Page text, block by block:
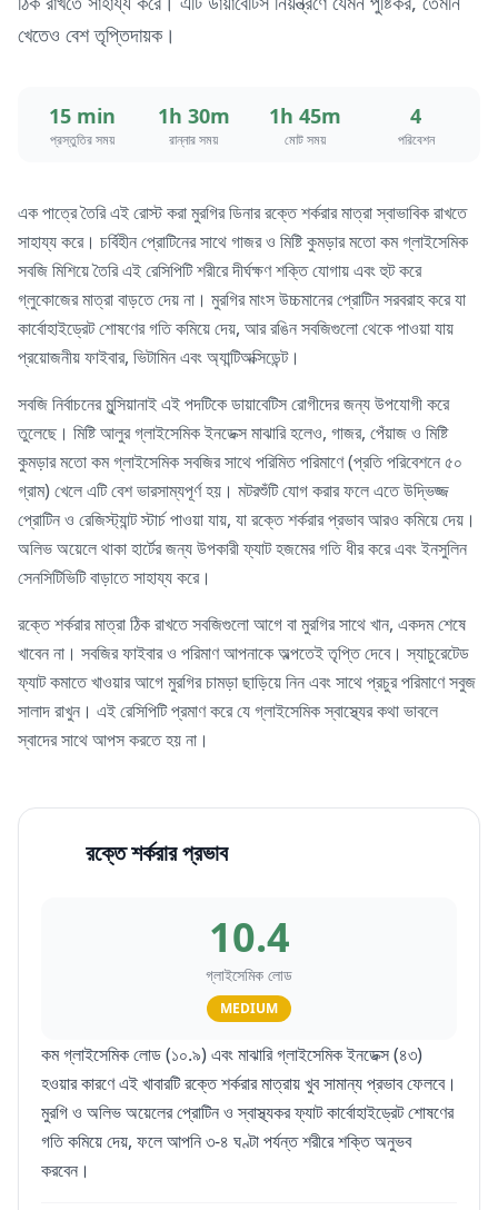
খেতেও বেশ তৃপ্তিদায়ক।
15 min
প্রস্তুতির সময়
1h 30m
রান্নার সময়
1h 45m
মোট সময়
4
পরিবেশন
এক পাত্রে তৈরি এই রোস্ট করা মুরগির ডিনার রক্তে শর্করার মাত্রা স্বাভাবিক রাখতে
সাহায্য করে। চর্বিহীন প্রোটিনের সাথে গাজর ও মিষ্টি কুমড়ার মতো কম গ্লাইসেমিক
সবজি মিশিয়ে তৈরি এই রেসিপিটি শরীরে দীর্ঘক্ষণ শক্তি যোগায় এবং হুট করে
গ্লুকোজের মাত্রা বাড়তে দেয় না। মুরগির মাংস উচ্চমানের প্রোটিন সরবরাহ করে যা
কার্বোহাইড্রেট শোষণের গতি কমিয়ে দেয়, আর রঙিন সবজিগুলো থেকে পাওয়া যায়
প্রয়োজনীয় ফাইবার, ভিটামিন এবং অ্যান্টিঅক্সিডেন্ট।
সবজি নির্বাচনের মুন্সিয়ানাই এই পদটিকে ডায়াবেটিস রোগীদের জন্য উপযোগী করে
তুলেছে। মিষ্টি আলুর গ্লাইসেমিক ইনডেক্স মাঝারি হলেও, গাজর, পেঁয়াজ ও মিষ্টি
কুমড়ার মতো কম গ্লাইসেমিক সবজির সাথে পরিমিত পরিমাণে (প্রতি পরিবেশনে ৫০
গ্রাম) খেলে এটি বেশ ভারসাম্যপূর্ণ হয়। মটরশুঁটি যোগ করার ফলে এতে উদ্ভিজ্জ
প্রোটিন ও রেজিস্ট্যান্ট স্টার্চ পাওয়া যায়, যা রক্তে শর্করার প্রভাব আরও কমিয়ে দেয়।
অলিভ অয়েলে থাকা হার্টের জন্য উপকারী ফ্যাট হজমের গতি ধীর করে এবং ইনসুলিন
সেনসিটিভিটি বাড়াতে সাহায্য করে।
রক্তে শর্করার মাত্রা ঠিক রাখতে সবজিগুলো আগে বা মুরগির সাথে খান, একদম শেষে
খাবেন না। সবজির ফাইবার ও পরিমাণ আপনাকে অল্পতেই তৃপ্তি দেবে। স্যাচুরেটেড
ফ্যাট কমাতে খাওয়ার আগে মুরগির চামড়া ছাড়িয়ে নিন এবং সাথে প্রচুর পরিমাণে সবুজ
সালাদ রাখুন। এই রেসিপিটি প্রমাণ করে যে গ্লাইসেমিক স্বাস্থ্যের কথা ভাবলে
স্বাদের সাথে আপস করতে হয় না।
রক্তে শর্করার প্রভাব
10.4
গ্লাইসেমিক লোড
MEDIUM
কম গ্লাইসেমিক লোড (১০.৯) এবং মাঝারি গ্লাইসেমিক ইনডেক্স (৪৩)
হওয়ার কারণে এই খাবারটি রক্তে শর্করার মাত্রায় খুব সামান্য প্রভাব ফেলবে।
মুরগি ও অলিভ অয়েলের প্রোটিন ও স্বাস্থ্যকর ফ্যাট কার্বোহাইড্রেট শোষণের
গতি কমিয়ে দেয়, ফলে আপনি ৩-৪ ঘণ্টা পর্যন্ত শরীরে শক্তি অনুভব
করবেন।